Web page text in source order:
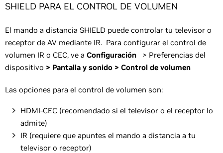
SHIELD PARA EL CONTROL DE VOLUMEN
El mando a distancia SHIELD puede controlar tu televisor o
receptor de AV mediante IR. Para configurar el control de
volumen IR o CEC, ve a Configuración > Preferencias del
dispositivo > Pantalla y sonido > Control de volumen
Las opciones para el control de volumen son:
HDMI-CEC (recomendado si el televisor o el receptor lo
admite)
IR (requiere que apuntes el mando a distancia a tu
televisor o receptor)